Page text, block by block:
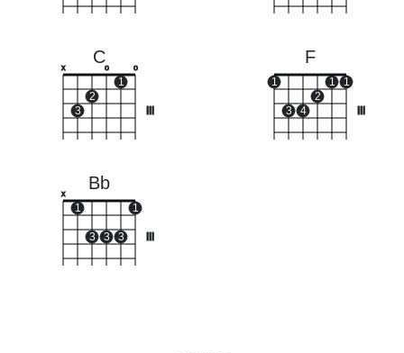
C
x
3
2
o
1
o
F
1
3 4
2
1 1
Bb
x
1
3 3 3
1